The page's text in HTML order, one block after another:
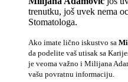
trenutku, još uvek nema
Stomatologa.
Ako imate lično iskustvo sa
da podelite vaš utisak sa
je veoma važno i Milijana
vašu povratnu informaciju.